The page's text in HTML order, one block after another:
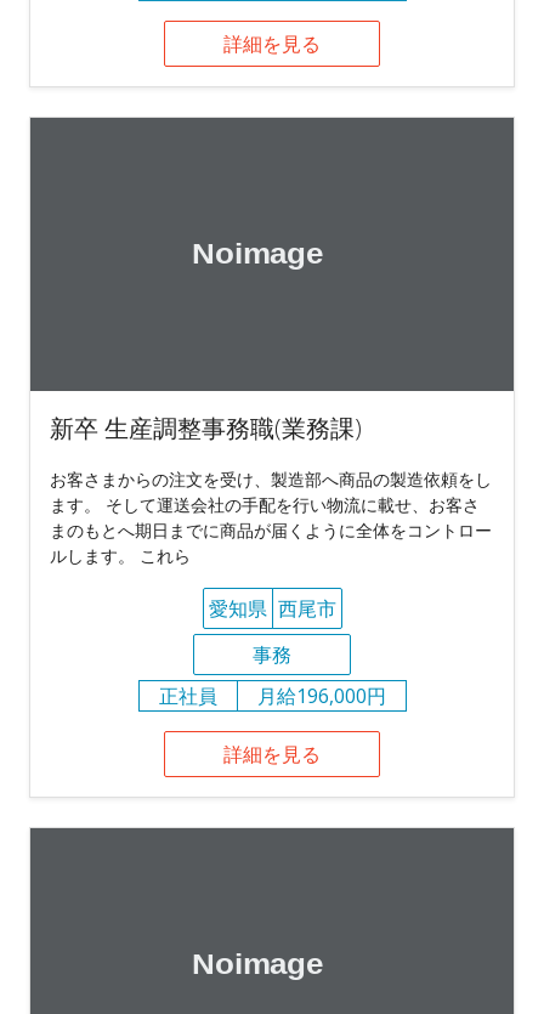
詳細を見る
新卒 生産調整事務職(業務課)
お客さまからの注文を受け、製造部へ商品の製造依頼をし
ます。 そして運送会社の手配を行い物流に載せ、お客さ
まのもとへ期日までに商品が届くように全体をコントロー
ルします。 これら
愛知県 西尾市
事務
正社員
月給196,000円
詳細を見る